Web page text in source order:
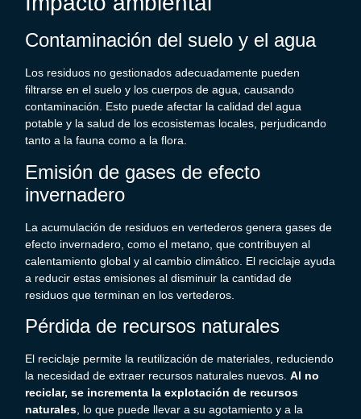
Contaminación del suelo y el agua
Los residuos no gestionados adecuadamente pueden
filtrarse en el suelo y los cuerpos de agua, causando
contaminación. Esto puede afectar la calidad del agua
potable y la salud de los ecosistemas locales, perjudicando
tanto a la fauna como a la flora.
Emisión de gases de efecto
invernadero
La acumulación de residuos en vertederos genera gases de
efecto invernadero, como el metano, que contribuyen al
calentamiento global y al cambio climático. El reciclaje ayuda
a reducir estas emisiones al disminuir la cantidad de
residuos que terminan en los vertederos.
Pérdida de recursos naturales
El reciclaje permite la reutilización de materiales, reduciendo
la necesidad de extraer recursos naturales nuevos. Al no
reciclar, se incrementa la explotación de recursos
naturales , lo que puede llevar a su agotamiento y a la